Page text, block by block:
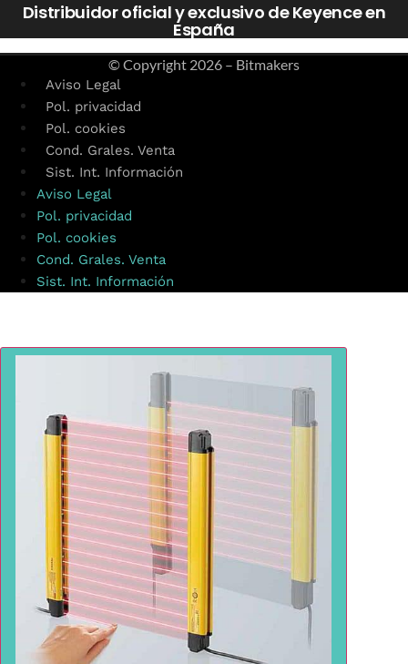
Distribuidor oficial y exclusivo de Keyence en
España
© Copyright 2026 – Bitmakers
Aviso Legal
Pol. privacidad
Pol. cookies
Cond. Grales. Venta
Sist. Int. Información
Aviso Legal
Pol. privacidad
Pol. cookies
Cond. Grales. Venta
Sist. Int. Información